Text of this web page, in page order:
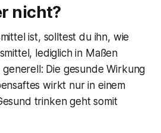
nicht?
ist, solltest du ihn, wie
lediglich in Maßen
generell: Die gesunde Wirkung
wirkt nur in einem
trinken geht somit